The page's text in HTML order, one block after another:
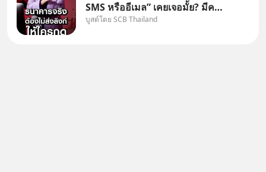
SMS หรืออีเมล” เคยเจอมั้ย? มีคน
อ้างว่าโทรจากธนาคาร บอกว่า
บูสต์โดย SCB Thailand